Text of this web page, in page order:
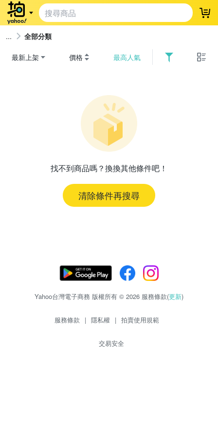
登
全部分類
最新上架 價格 最高人氣
找不到商品嗎？換換其他條件吧！
清除條件再搜尋
Yahoo台灣電子商務 版權所有 © 2026 服務條款(更新)
服務條款 | 隱私權 | 拍賣使用規範
交易安全